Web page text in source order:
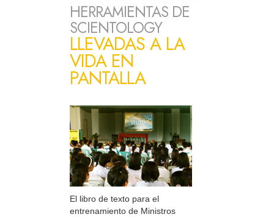
HERRAMIENTAS DE
SCIENTOLOGY
LLEVADAS A LA
VIDA EN
PANTALLA
El libro de texto para el
entrenamiento de Ministros